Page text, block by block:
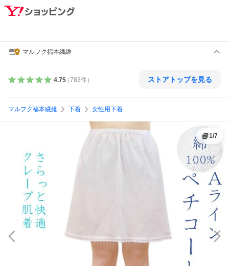
マルフク福本繊維
4.75（783件） ストアトップを見る
マルフク福本繊維 下着 女性用下着
1/7